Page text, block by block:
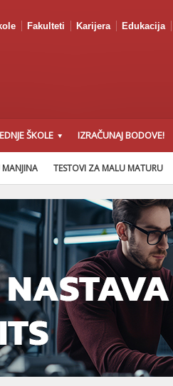
Fakulteti Karijera Edukacija
ŠKOLE IZRAČUNAJ BODOVE!
MANJINA TESTOVI ZA MALU MATURU